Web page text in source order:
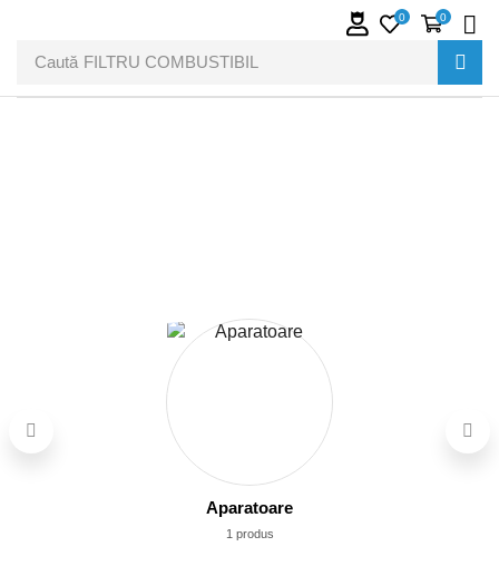
Caută FILTRU COMBUSTIBIL
0 0
Aparatoare
1 produs